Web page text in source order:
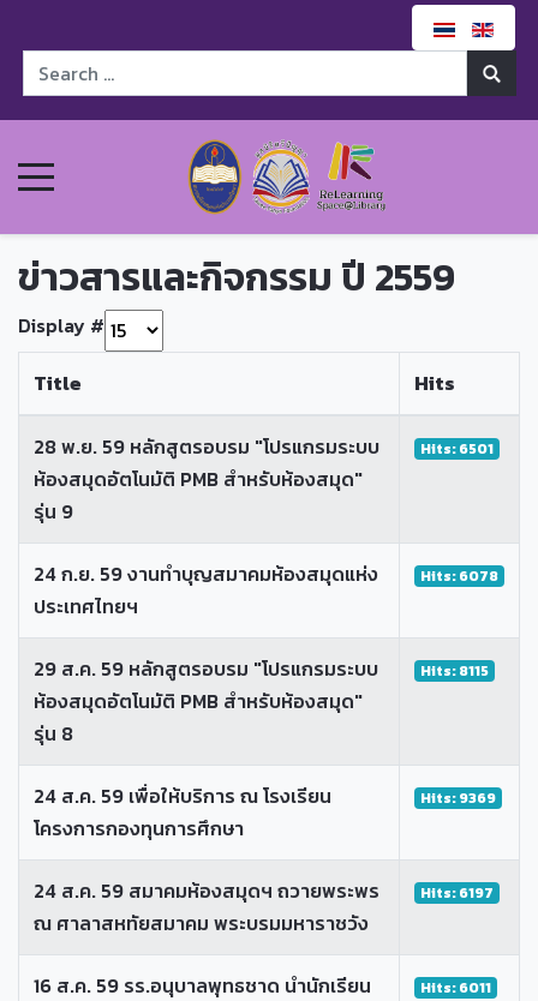
ข่าวสารและกิจกรรม ปี 2559
Display #
Title
Hits
28 พ.ย. 59 หลักสูตรอบรม "โปรแกรมระบบ
ห้องสมุดอัตโนมัติ PMB สำหรับห้องสมุด"
รุ่น 9
Hits: 6501
24 ก.ย. 59 งานทำบุญสมาคมห้องสมุดแห่ง
ประเทศไทยฯ
Hits: 6078
29 ส.ค. 59 หลักสูตรอบรม "โปรแกรมระบบ
ห้องสมุดอัตโนมัติ PMB สำหรับห้องสมุด"
รุ่น 8
Hits: 8115
24 ส.ค. 59 เพื่อให้บริการ ณ โรงเรียน
โครงการกองทุนการศึกษา
Hits: 9369
24 ส.ค. 59 สมาคมห้องสมุดฯ ถวายพระพร
ณ ศาลาสหทัยสมาคม พระบรมมหาราชวัง
Hits: 6197
16 ส.ค. 59 รร.อนุบาลพุทธชาด นำนักเรียน
Hits: 6011